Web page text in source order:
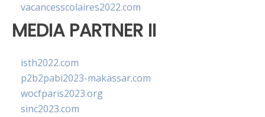
vacancesscolaires2022.com
MEDIA PARTNER II
isth2022.com
p2b2pabi2023-makassar.com
wocfparis2023.org
sinc2023.com